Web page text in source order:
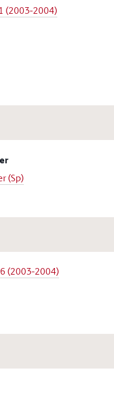
(2003-2004)
(Sp)
(2003-2004)